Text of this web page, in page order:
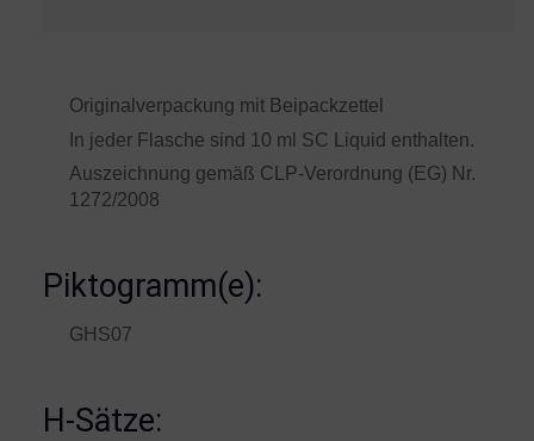
Originalverpackung mit Beipackzettel
In jeder Flasche sind 10 ml SC Liquid enthalten.
Auszeichnung gemäß CLP-Verordnung (EG) Nr.
1272/2008
Piktogramm(e):
GHS07
H-Sätze: